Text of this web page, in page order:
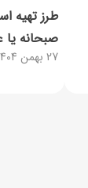
27 بهمن 1404
طرز تهیه
صبحانه یا